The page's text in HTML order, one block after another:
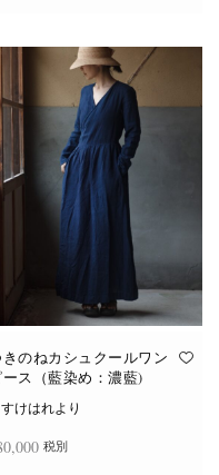
のねカシュクールワン
ース（藍染め：濃藍)
すけはれより
税別